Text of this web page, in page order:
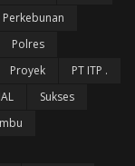
Perkebunan
Polres
Proyek
PT ITP .
Sukses